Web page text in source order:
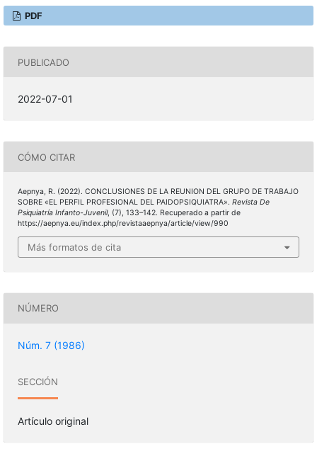
PDF
PUBLICADO
2022-07-01
CÓMO CITAR
Aepnya, R. (2022). CONCLUSIONES DE LA REUNION DEL GRUPO DE TRABAJO
SOBRE «EL PERFIL PROFESIONAL DEL PAIDOPSIQUIATRA». Revista De
Psiquiatría Infanto-Juvenil, (7), 133–142. Recuperado a partir de
https://aepnya.eu/index.php/revistaaepnya/article/view/990
Más formatos de cita
NÚMERO
Núm. 7 (1986)
SECCIÓN
Artículo original